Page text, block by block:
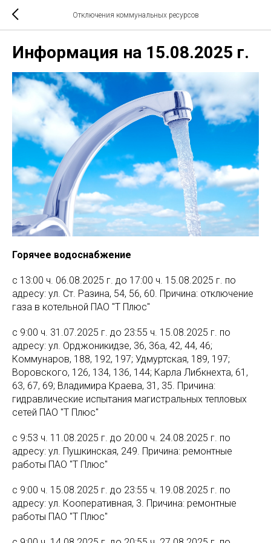
Отключения коммунальных ресурсов
Информация на 15.08.2025 г.
Горячее водоснабжение
с 13:00 ч. 06.08.2025 г. до 17:00 ч. 15.08.2025 г. по
адресу: ул. Ст. Разина, 54, 56, 60. Причина: отключение
газа в котельной ПАО "Т Плюс"
с 9:00 ч. 31.07.2025 г. до 23:55 ч. 15.08.2025 г. по
адресу: ул. Орджоникидзе, 36, 36а, 42, 44, 46;
Коммунаров, 188, 192, 197; Удмуртская, 189, 197;
Воровского, 126, 134, 136, 144; Карла Либкнехта, 61,
63, 67, 69; Владимира Краева, 31, 35. Причина:
гидравлические испытания магистральных тепловых
сетей ПАО "Т Плюс"
с 9:53 ч. 11.08.2025 г. до 20:00 ч. 24.08.2025 г. по
адресу: ул. Пушкинская, 249. Причина: ремонтные
работы ПАО "Т Плюс"
с 9:00 ч. 15.08.2025 г. до 23:55 ч. 19.08.2025 г. по
адресу: ул. Кооперативная, 3. Причина: ремонтные
работы ПАО "Т Плюс"